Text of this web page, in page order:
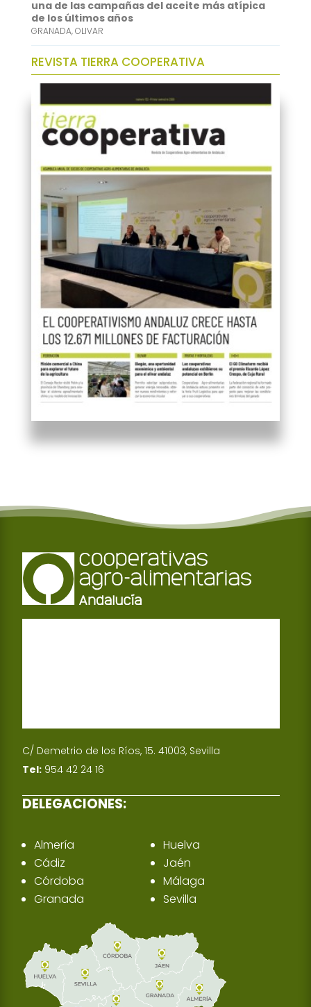
una de las campañas del aceite más atípica
de los últimos años
GRANADA,OLIVAR
REVISTA TIERRA COOPERATIVA
C/ Demetrio de los Ríos, 15. 41003, Sevilla
Tel: 954 42 24 16
DELEGACIONES:
Almería
Cádiz
Córdoba
Granada
Huelva
Jaén
Málaga
Sevilla